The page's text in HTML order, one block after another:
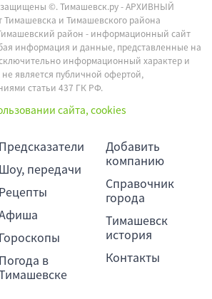
защищены ©.Тимашевск.ру - АРХИВНЫЙ
Тимашевска и Тимашевского района
район - информационный сайт
информация и данные, представленные на
информационный характер и
является публичной офертой,
статьи 437 ГК РФ.
сайта, cookies
Предсказатели
Шоу, передачи
Рецепты
Гороскопы
Погода в
Добавить
компанию
Справочник
города
Тимашевск
история
Контакты